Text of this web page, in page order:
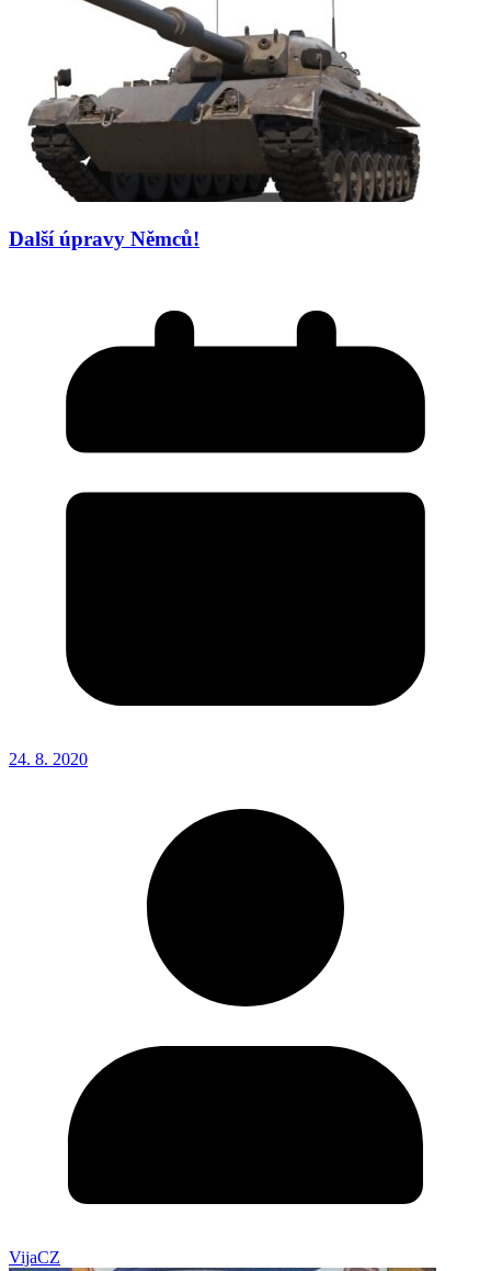
Další úpravy Němců!
24. 8. 2020
VijaCZ